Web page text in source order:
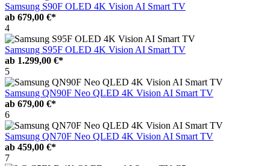
Samsung S90F OLED 4K Vision AI Smart TV
ab 679,00 €*
4
Samsung S95F OLED 4K Vision AI Smart TV
ab 1.299,00 €*
5
Samsung QN90F Neo QLED 4K Vision AI Smart TV
ab 679,00 €*
6
Samsung QN70F Neo QLED 4K Vision AI Smart TV
ab 459,00 €*
7